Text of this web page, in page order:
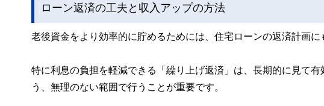
ローン返済の工夫と収入アップの方法
老後資金をより効率的に貯めるためには、住宅ローンの返済計画に
特に利息の負担を軽減できる「繰り上げ返済」は、長期的に見て
う、無理のない範囲で行うことが重要です。